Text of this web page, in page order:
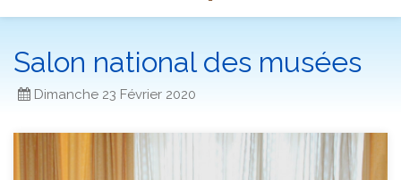
Salon national des musées
Dimanche 23 Février 2020